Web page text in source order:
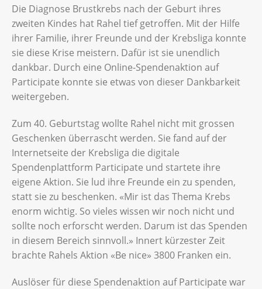
Die Diagnose Brustkrebs nach der Geburt ihres
zweiten Kindes hat Rahel tief getroffen. Mit der Hilfe
ihrer Familie, ihrer Freunde und der Krebsliga konnte
sie diese Krise meistern. Dafür ist sie unendlich
dankbar. Durch eine Online-Spendenaktion auf
Participate konnte sie etwas von dieser Dankbarkeit
weitergeben.
Zum 40. Geburtstag wollte Rahel nicht mit grossen
Geschenken überrascht werden. Sie fand auf der
Internetseite der Krebsliga die digitale
Spendenplattform Participate und startete ihre
eigene Aktion. Sie lud ihre Freunde ein zu spenden,
statt sie zu beschenken. «Mir ist das Thema Krebs
enorm wichtig. So vieles wissen wir noch nicht und
sollte noch erforscht werden. Darum ist das Spenden
in diesem Bereich sinnvoll.» Innert kürzester Zeit
brachte Rahels Aktion «Be nice» 3800 Franken ein.
Auslöser für diese Spendenaktion auf Participate war